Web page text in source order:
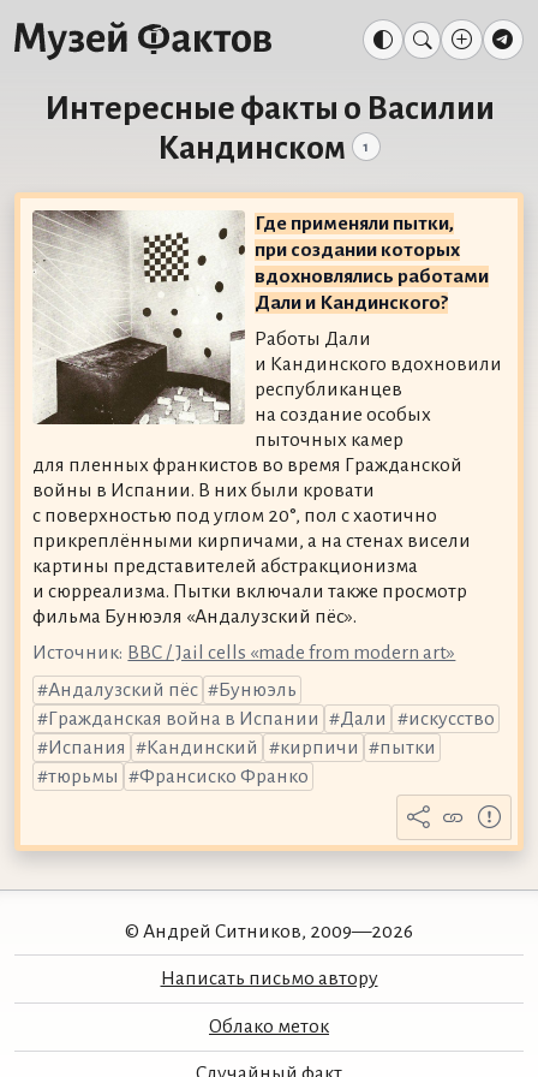
Интересные факты о Василии
Кандинском
1
Где применяли пытки,
при создании которых
вдохновлялись работами
Дали и Кандинского?
Работы Дали
и Кандинского вдохновили
республиканцев
на создание особых
пыточных камер
для пленных франкистов во время Гражданской
войны в Испании. В них были кровати
с поверхностью под углом 20°, пол с хаотично
прикреплёнными кирпичами, а на стенах висели
картины представителей абстракционизма
и сюрреализма. Пытки включали также просмотр
фильма Бунюэля «Андалузский пёс».
Источник: BBC / Jail cells «made from modern art»
Андалузский пёс
Бунюэль
Гражданская война в Испании
Дали
искусство
Испания
Кандинский кирпичи
пытки
тюрьмы
Франсиско Франко
© Андрей Ситников, 2009—2026
Написать письмо автору
Облако меток